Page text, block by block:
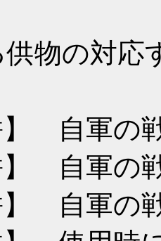
物の対応
】 自軍の
】 自軍の
】 自軍の